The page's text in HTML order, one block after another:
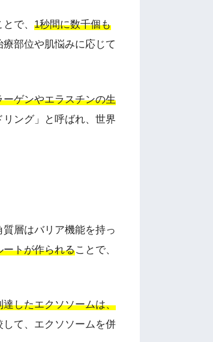
で、 1秒間に数千個も
療部位や肌悩みに応じて
ーゲンやエラスチンの生
ング」と呼ばれ、世界
層はバリア機能を持っ
ートが作られることで、
達したエクソソームは、
て、エクソソームを併